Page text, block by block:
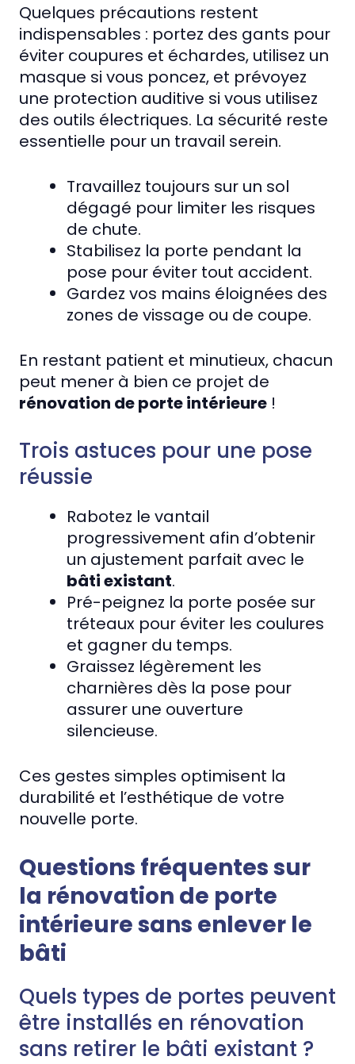
Quelques précautions restent
indispensables : portez des gants pour
éviter coupures et échardes, utilisez un
masque si vous poncez, et prévoyez
une protection auditive si vous utilisez
des outils électriques. La sécurité reste
essentielle pour un travail serein.
Travaillez toujours sur un sol
dégagé pour limiter les risques
de chute.
Stabilisez la porte pendant la
pose pour éviter tout accident.
Gardez vos mains éloignées des
zones de vissage ou de coupe.
En restant patient et minutieux, chacun
peut mener à bien ce projet de
rénovation de porte intérieure !
Trois astuces pour une pose
réussie
Rabotez le vantail
progressivement afin d’obtenir
un ajustement parfait avec le
bâti existant.
Pré-peignez la porte posée sur
tréteaux pour éviter les coulures
et gagner du temps.
Graissez légèrement les
charnières dès la pose pour
assurer une ouverture
silencieuse.
Ces gestes simples optimisent la
durabilité et l’esthétique de votre
nouvelle porte.
Questions fréquentes sur
la rénovation de porte
intérieure sans enlever le
bâti
Quels types de portes peuvent
être installés en rénovation
sans retirer le bâti existant ?